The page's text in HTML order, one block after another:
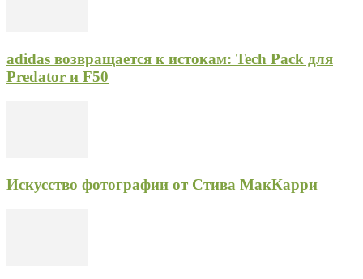
adidas возвращается к истокам: Tech Pack для
Predator и F50
Искусство фотографии от Стива МакКарри